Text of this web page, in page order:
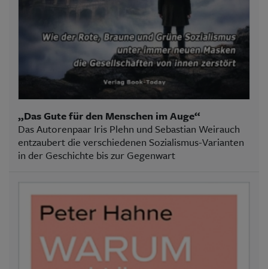
„Das Gute für den Menschen im Auge“
Das Autorenpaar Iris Plehn und Sebastian Weirauch
entzaubert die verschiedenen Sozialismus-Varianten
in der Geschichte bis zur Gegenwart